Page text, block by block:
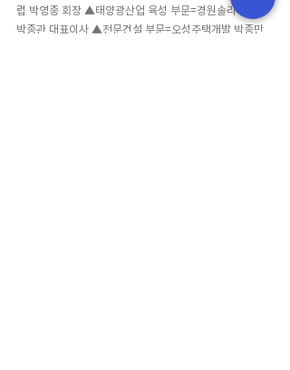
럽 박영종 회장 ▲태양광산업 육성 부문=경원솔라텍(주)
박종관 대표이사 ▲전문건설 부문=오성주택개발 박종만